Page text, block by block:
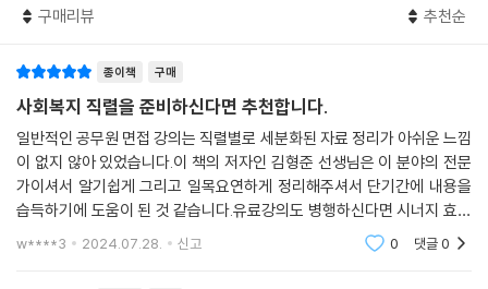
며, 질문에 어떤 답변이 바람직한지, 또는 바람직하지 않은지를 구분하여
서술하였습니다.
셋째, 5가지 평정요소별로 체계적인 학습이 될 수 있도록 각 요소별 핵심
질문과 이에 대한 정리를 함으로써, 면접을 대비하는 수험생에게 실질적인
도움이 될 수 있도록 하였다.
넷째, 2018년∼2023년 일부 지방자치단체(서울, 경기도, 인천 중심)에
구매리뷰 추천순
종이책 구매
사회복지 직렬을 준비하신다면 추천합니다.
일반적인 공무원 면접 강의는 직렬별로 세분화된 자료 정리가 아쉬운 느낌
이 없지 않아 있었습니다.이 책의 저자인 김형준 선생님은 이 분야의 전문
가이셔서 알기쉽게 그리고 일목요연하게 정리해주셔서 단기간에 내용을
습득하기에 도움이 된 것 같습니다.유료강의도 병행하신다면 시너지 효과
가 있을 것 같아요~
w****3 2024.07.28. 신고 0 댓글0